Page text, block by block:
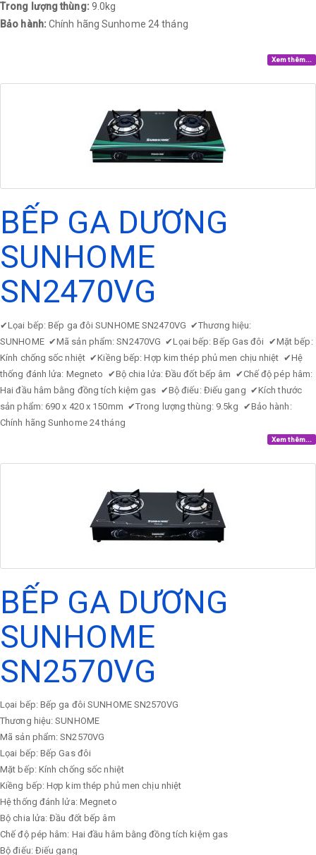
Trong lượng thùng: 9.0kg
Bảo hành: Chính hãng Sunhome 24 tháng​
Xem thêm...
BẾP GA DƯƠNG
SUNHOME
SN2470VG
✔Lọai bếp: Bếp ga đôi SUNHOME SN2470VG ✔Thương hiệu:
SUNHOME ✔Mã sản phẩm: SN2470VG ✔Lọai bếp: Bếp Gas đôi ✔Mặt bếp:
Kính chống sốc nhiệt ✔Kiềng bếp: Hợp kim thép phủ men chịu nhiệt ✔Hệ
thống đánh lửa: Megneto ✔Bộ chia lửa: Đầu đốt bếp âm ✔Chế độ pép hâm:
Hai đầu hâm bằng đồng tích kiệm gas ✔Bộ điếu: Điếu gang ✔Kích thước
sản phẩm: 690 x 420 x 150mm ✔Trong lượng thùng: 9.5kg ✔Bảo hành:
Chính hãng Sunhome 24 tháng
Xem thêm...
BẾP GA DƯƠNG
SUNHOME
SN2570VG
Lọai bếp: Bếp ga đôi SUNHOME SN2570VG
Thương hiệu: SUNHOME
Mã sản phẩm: SN2570VG
Lọai bếp: Bếp Gas đôi
Mặt bếp: Kính chống sốc nhiệt
Kiềng bếp: Hợp kim thép phủ men chịu nhiệt
Hệ thống đánh lửa: Megneto
Bộ chia lửa: Đầu đốt bếp âm
Chế độ pép hâm: Hai đầu hâm bằng đồng tích kiệm gas
Bộ điếu: Điếu gang